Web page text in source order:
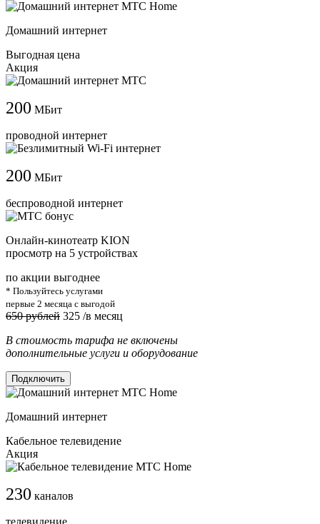
Домашний интернет
Выгодная цена
Акция
200 МБит
проводной интернет
200 МБит
беспроводной интернет
Онлайн-кинотеатр KION
просмотр на 5 устройствах
по акции выгоднее
* Пользуйтесь услугами
первые 2 месяца с выгодой
650 рублей 325 /в месяц
В стоимость тарифа не включены
дополнительные услуги и оборудование
Подключить
Домашний интернет
Кабельное телевидение
Акция
230 каналов
телевидение